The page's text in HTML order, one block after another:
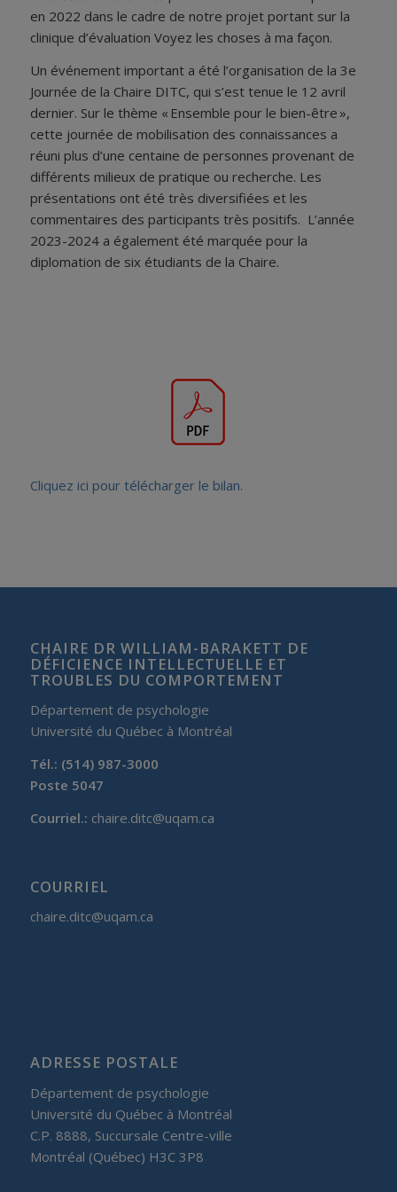
en 2022 dans le cadre de notre projet portant sur la
clinique d’évaluation Voyez les choses à ma façon.
Un événement important a été l’organisation de la 3e
Journée de la Chaire DITC, qui s’est tenue le 12 avril
dernier. Sur le thème « Ensemble pour le bien-être »,
cette journée de mobilisation des connaissances a
réuni plus d’une centaine de personnes provenant de
différents milieux de pratique ou recherche. Les
présentations ont été très diversifiées et les
commentaires des participants très positifs. L’année
2023-2024 a également été marquée pour la
diplomation de six étudiants de la Chaire.
Cliquez ici pour télécharger le bilan.
CHAIRE DR WILLIAM-BARAKETT DE
DÉFICIENCE INTELLECTUELLE ET
TROUBLES DU COMPORTEMENT
Département de psychologie
Université du Québec à Montréal
Tél.: (514) 987-3000
Poste 5047
Courriel.: chaire.ditc@uqam.ca
COURRIEL
chaire.ditc@uqam.ca
ADRESSE POSTALE
Département de psychologie
Université du Québec à Montréal
C.P. 8888, Succursale Centre-ville
Montréal (Québec) H3C 3P8